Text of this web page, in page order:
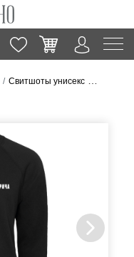
Свитшоты унисекс Свитшот